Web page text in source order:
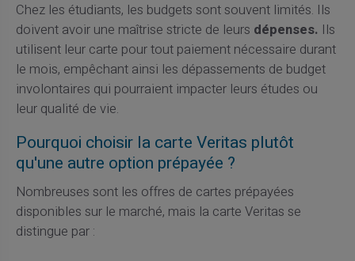
Chez les étudiants, les budgets sont souvent limités. Ils
doivent avoir une maîtrise stricte de leurs dépenses. Ils
utilisent leur carte pour tout paiement nécessaire durant
le mois, empêchant ainsi les dépassements de budget
involontaires qui pourraient impacter leurs études ou
leur qualité de vie.
Pourquoi choisir la carte Veritas plutôt
qu'une autre option prépayée ?
Nombreuses sont les offres de cartes prépayées
disponibles sur le marché, mais la carte Veritas se
distingue par :